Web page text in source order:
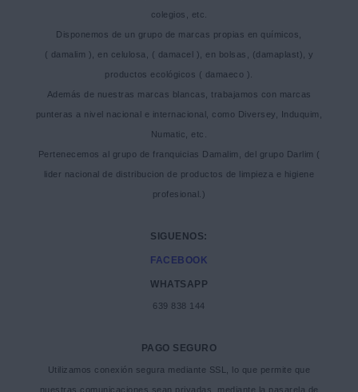
colegios, etc.
Disponemos de un grupo de marcas propias en químicos,
( damalim ), en celulosa, ( damacel ), en bolsas, (damaplast), y
productos ecológicos ( damaeco ).
Además de nuestras marcas blancas, trabajamos con marcas
punteras a nivel nacional e internacional, como Diversey, Induquim,
Numatic, etc.
Pertenecemos al grupo de franquicias Damalim, del grupo Darlim (
lider nacional de distribucion de productos de limpieza e higiene
profesional.)
SIGUENOS:
FACEBOOK
WHATSAPP
639 838 144
PAGO SEGURO
Utilizamos conexión segura mediante SSL, lo que permite que
nuestras comunicaciones sean privadas, mediante la pasarela de